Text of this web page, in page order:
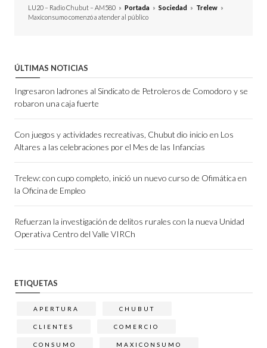
LU20 – Radio Chubut – AM580 » Portada » Sociedad » Trelew »
Maxiconsumo comenzó a atender al público
ÚLTIMAS NOTICIAS
Ingresaron ladrones al Sindicato de Petroleros de Comodoro y se
robaron una caja fuerte
Con juegos y actividades recreativas, Chubut dio inicio en Los
Altares a las celebraciones por el Mes de las Infancias
Trelew: con cupo completo, inició un nuevo curso de Ofimática en
la Oficina de Empleo
Refuerzan la investigación de delitos rurales con la nueva Unidad
Operativa Centro del Valle VIRCh
ETIQUETAS
APERTURA CHUBUT
CLIENTES COMERCIO
CONSUMO MAXICONSUMO